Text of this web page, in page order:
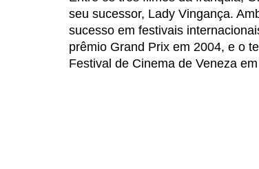
seu sucessor, Lady Vingança.
sucesso em festivais
prêmio Grand Prix em 2004, e o
Festival de Cinema de Veneza